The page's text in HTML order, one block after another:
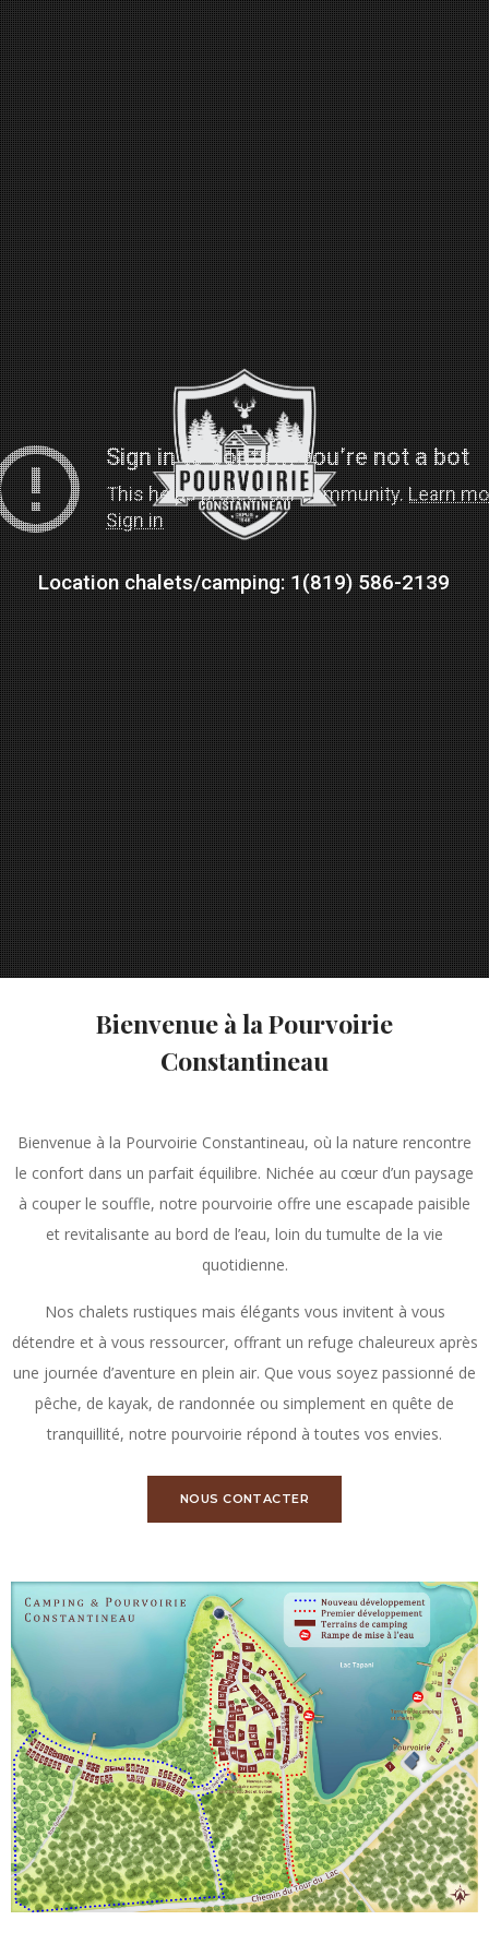
Location chalets/camping: 1(819) 586-2139
Bienvenue à la Pourvoirie
Constantineau
Bienvenue à la Pourvoirie Constantineau, où la nature rencontre
le confort dans un parfait équilibre. Nichée au cœur d’un paysage
à couper le souffle, notre pourvoirie offre une escapade paisible
et revitalisante au bord de l’eau, loin du tumulte de la vie
quotidienne.
Nos chalets rustiques mais élégants vous invitent à vous
détendre et à vous ressourcer, offrant un refuge chaleureux après
une journée d’aventure en plein air. Que vous soyez passionné de
pêche, de kayak, de randonnée ou simplement en quête de
tranquillité, notre pourvoirie répond à toutes vos envies.
NOUS CONTACTER